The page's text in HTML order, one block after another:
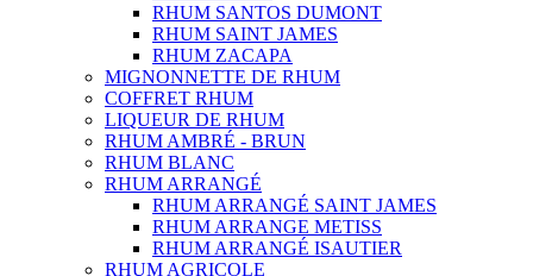
RHUM SANTOS DUMONT
RHUM SAINT JAMES
RHUM ZACAPA
MIGNONNETTE DE RHUM
COFFRET RHUM
LIQUEUR DE RHUM
RHUM AMBRÉ - BRUN
RHUM BLANC
RHUM ARRANGÉ
RHUM ARRANGÉ SAINT JAMES
RHUM ARRANGE METISS
RHUM ARRANGÉ ISAUTIER
RHUM AGRICOLE